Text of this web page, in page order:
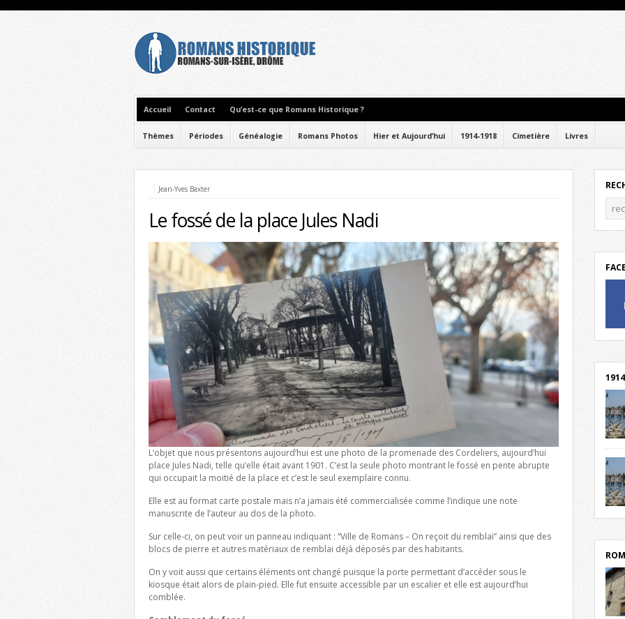
Accueil Contact Qu’est-ce que Romans Historique ?
Thèmes Périodes Généalogie Romans Photos Hier et Aujourd’hui 1914-1918 Cimetière Livres
Jean-Yves Baxter
Le fossé de la place Jules Nadi
L’objet que nous présentons aujourd’hui est une photo de la promenade des Cordeliers, aujourd’hui
place Jules Nadi, telle qu’elle était avant 1901. C’est la seule photo montrant le fossé en pente abrupte
qui occupait la moitié de la place et c’est le seul exemplaire connu.
Elle est au format carte postale mais n’a jamais été commercialisée comme l’indique une note
manuscrite de l’auteur au dos de la photo.
Sur celle-ci, on peut voir un panneau indiquant : “Ville de Romans – On reçoit du remblai” ainsi que des
blocs de pierre et autres matériaux de remblai déjà déposés par des habitants.
On y voit aussi que certains éléments ont changé puisque la porte permettant d’accéder sous le
kiosque était alors de plain-pied. Elle fut ensuite accessible par un escalier et elle est aujourd’hui
comblée.
par